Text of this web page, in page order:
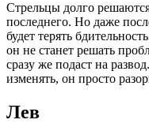
Стрельцы долго
последнего. Но даже
будет терять
он не станет решать
сразу же подаст на
изменять, он просто
Лев